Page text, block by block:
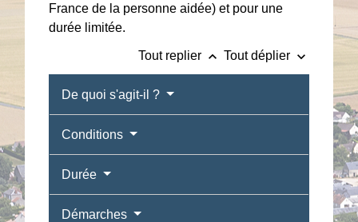
France de la personne aidée) et pour une
durée limitée.
Tout replier keyboard_arrow_up Tout déplier keyboard_arrow_down
De quoi s'agit-il ?
Conditions
Durée
Démarches